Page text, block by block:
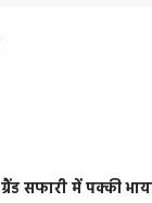
ग्रैंड सफारी में पक्की